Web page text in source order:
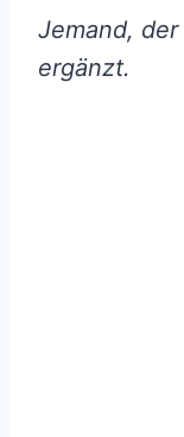
Jemand,
ergänzt.